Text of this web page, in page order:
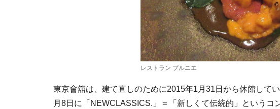
レストラン プルニエ
東京會舘は、建て直しのために2015年1月31日から休館して
月8日に「NEWCLASSICS.」＝「新しくて伝統的」というコ